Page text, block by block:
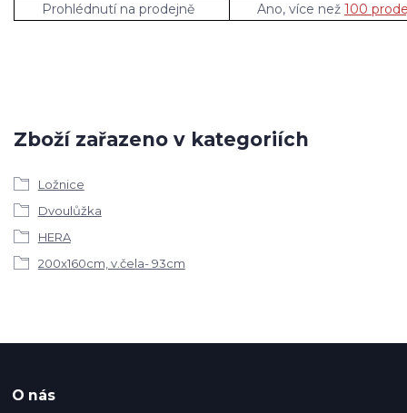
Prohlédnutí na prodejně
Ano, více než 100
Zboží zařazeno v kategoriích
Ložnice
Dvoulůžka
HERA
200x160cm, v.čela- 93cm
O nás